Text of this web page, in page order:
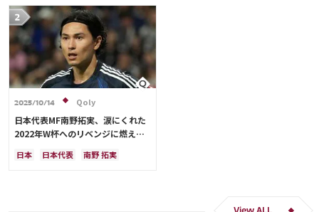
2025/10/14 Qoly
日本代表MF南野拓実、涙にくれた
2022年W杯へのリベンジに燃える
ー人生をかけた戦い」
日本 日本代表
南野 拓実